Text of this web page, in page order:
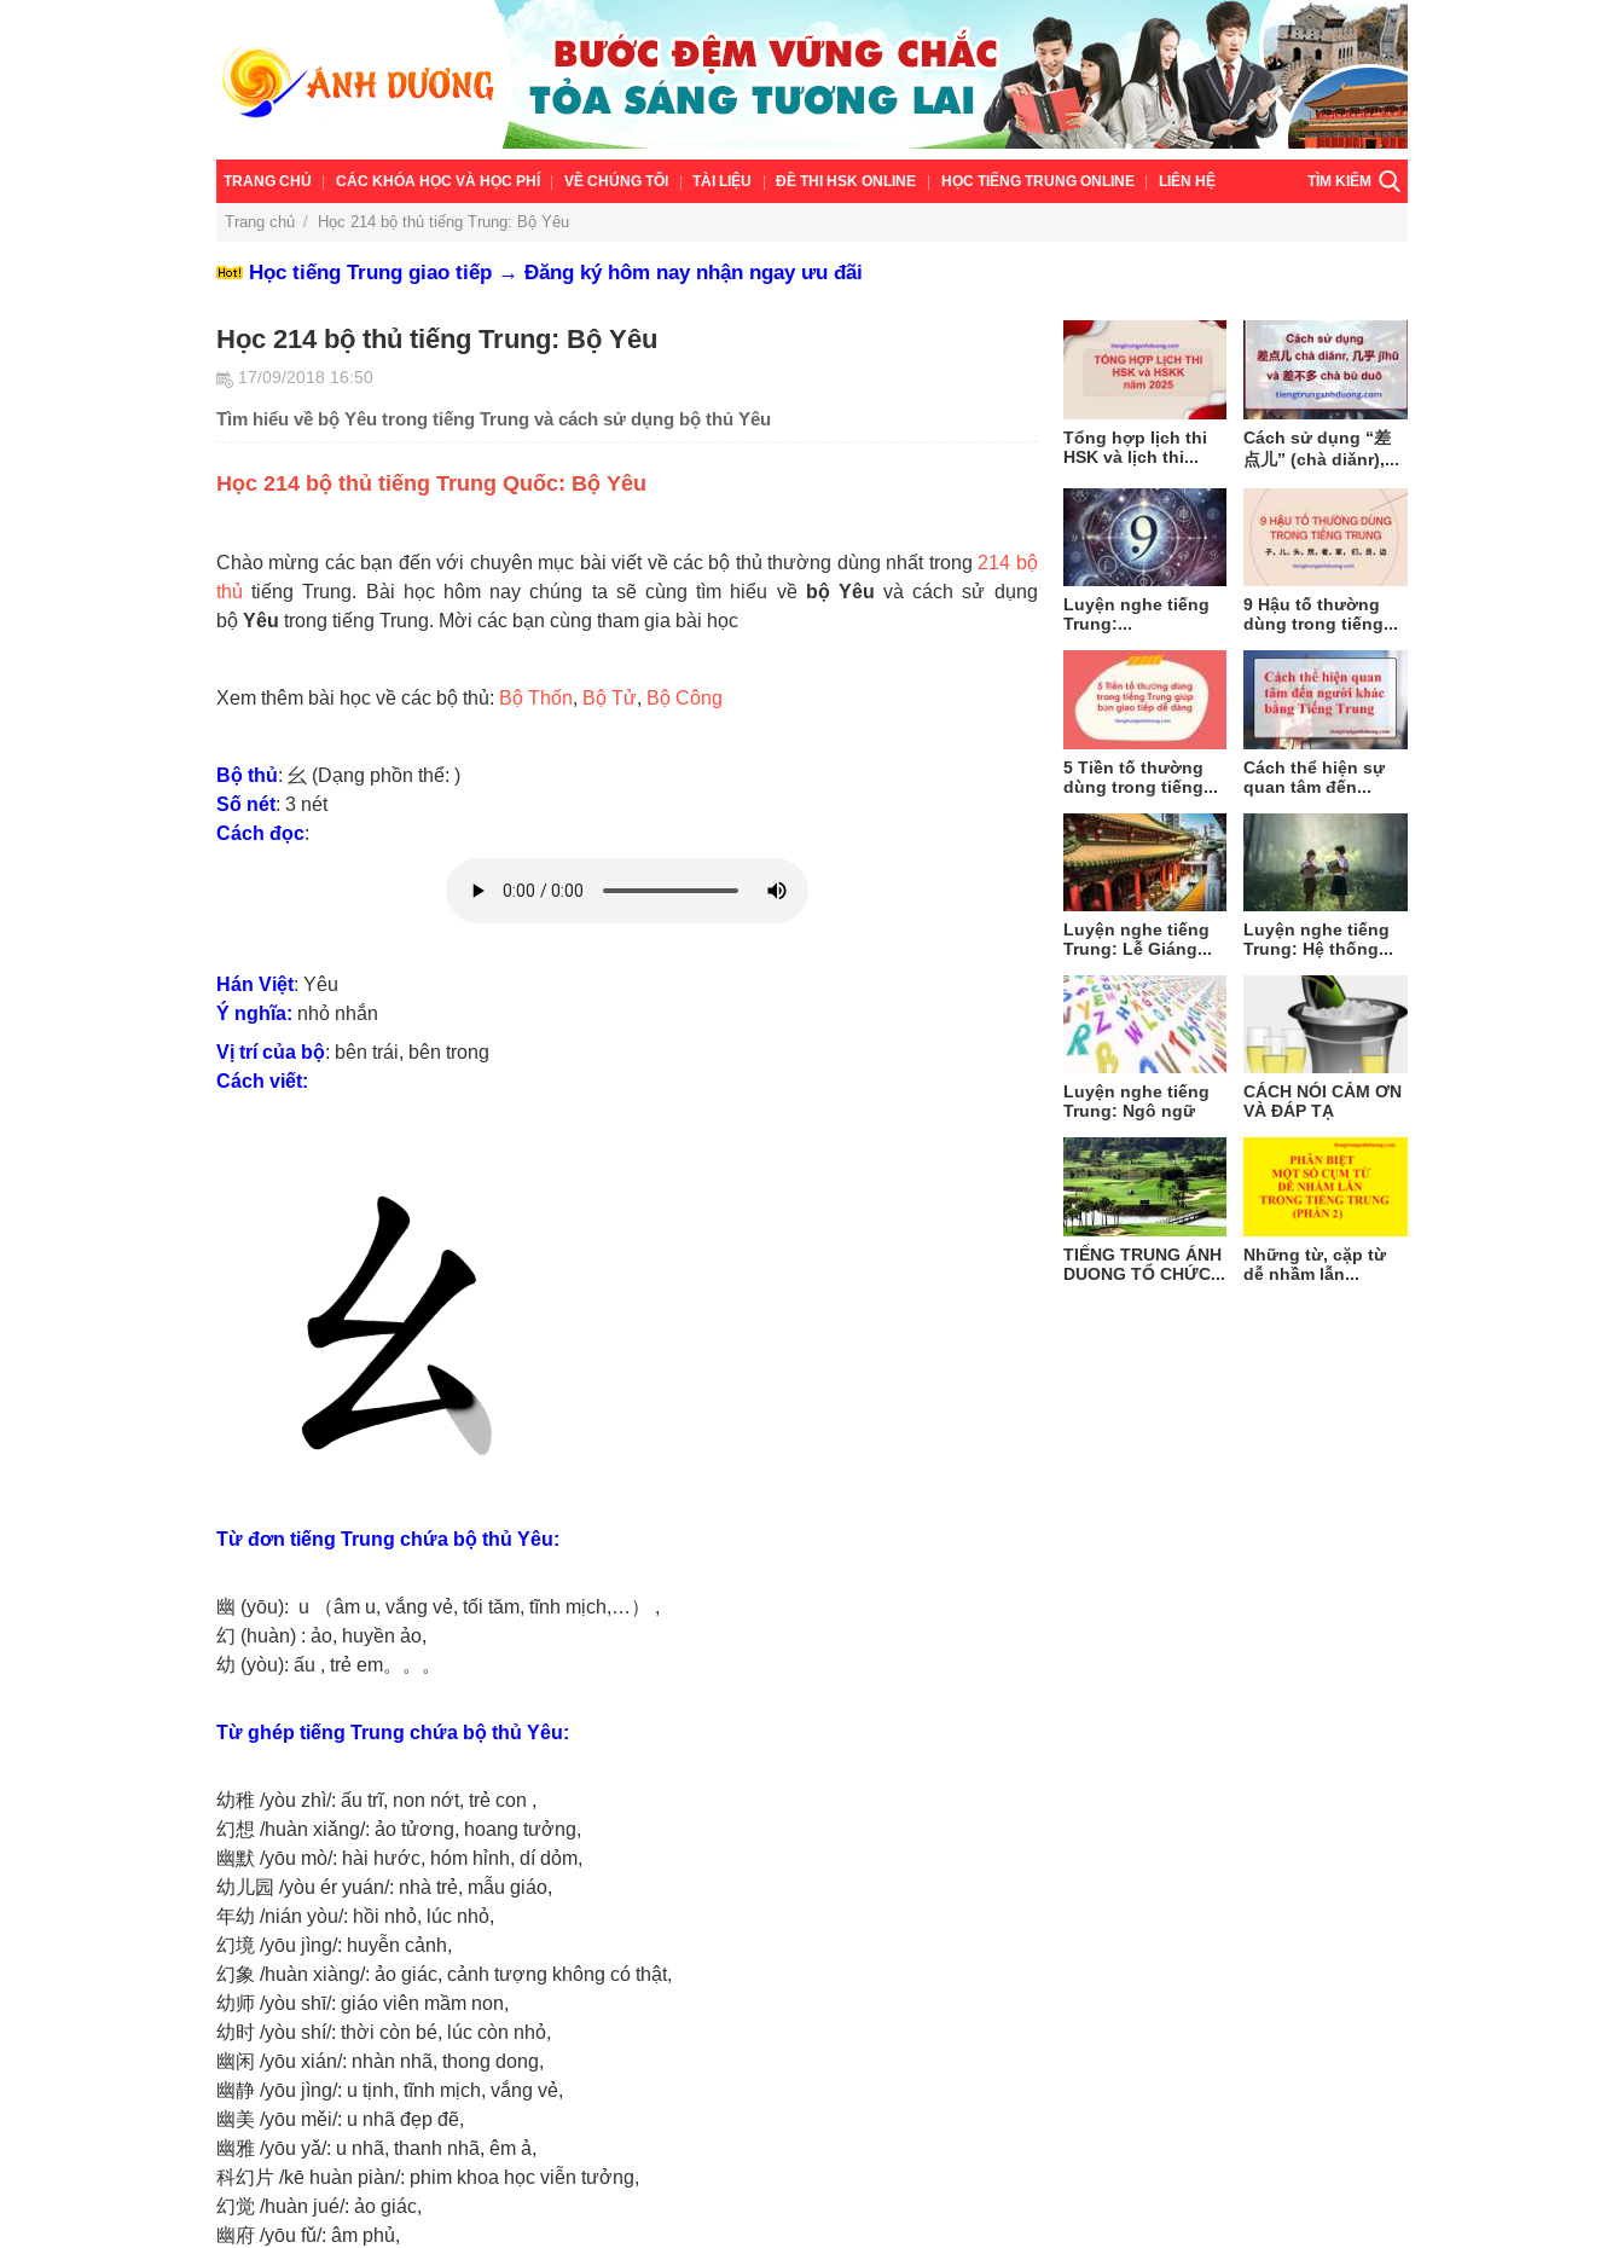
TRANG CHỦ CÁC KHÓA HỌC VÀ HỌC PHÍ VỀ CHÚNG TÔI TÀI LIỆU ĐỀ THI HSK ONLINE HỌC TIẾNG TRUNG ONLINE LIÊN HỆ TÌM KIẾM
Trang chủ / Học 214 bộ thủ tiếng Trung: Bộ Yêu
Học tiếng Trung giao tiếp → Đăng ký hôm nay nhận ngay ưu đãi
Học 214 bộ thủ tiếng Trung: Bộ Yêu
17/09/2018 16:50
Tìm hiểu về bộ Yêu trong tiếng Trung và cách sử dụng bộ thủ Yêu
Học 214 bộ thủ tiếng Trung Quốc: Bộ Yêu
Chào mừng các bạn đến với chuyên mục bài viết về các bộ thủ thường dùng nhất trong 214 bộ
thủ tiếng Trung. Bài học hôm nay chúng ta sẽ cùng tìm hiểu về bộ Yêuvà cách sử dụng
bộ Yêu trong tiếng Trung. Mời các bạn cùng tham gia bài học
Xem thêm bài học về các bộ thủ: Bộ Thốn, Bộ Tử, Bộ Công
Bộ thủ: 幺 (Dạng phồn thể: )
Số nét: 3 nét
Cách đọc:
Hán Việt: Yêu
Ý nghĩa: nhỏ nhắn
Vị trí của bộ: bên trái, bên trong
Cách viết:
Từ đơn tiếng Trung chứa bộ thủ Yêu:
幽 (yōu): u （âm u, vắng vẻ, tối tăm, tĩnh mịch,…） ,
幻 (huàn) : ảo, huyền ảo,
幼 (yòu): ấu , trẻ em。。。
Từ ghép tiếng Trung chứa bộ thủ Yêu:
幼稚 /yòu zhì/: ấu trĩ, non nớt, trẻ con ,
幻想 /huàn xiǎng/: ảo tửơng, hoang tưởng,
幽默 /yōu mò/: hài hước, hóm hỉnh, dí dỏm,
幼儿园 /yòu ér yuán/: nhà trẻ, mẫu giáo,
年幼 /nián yòu/: hồi nhỏ, lúc nhỏ,
幻境 /yōu jìng/: huyễn cảnh,
幻象 /huàn xiàng/: ảo giác, cảnh tượng không có thật,
幼师 /yòu shī/: giáo viên mầm non,
幼时 /yòu shí/: thời còn bé, lúc còn nhỏ,
幽闲 /yōu xián/: nhàn nhã, thong dong,
幽静 /yōu jìng/: u tịnh, tĩnh mịch, vắng vẻ,
幽美 /yōu měi/: u nhã đẹp đẽ,
幽雅 /yōu yǎ/: u nhã, thanh nhã, êm ả,
科幻片 /kē huàn piàn/: phim khoa học viễn tưởng,
幻觉 /huàn jué/: ảo giác,
幽府 /yōu fǔ/: âm phủ,
Tổng hợp lịch thi
HSK và lịch thi...
Cách sử dụng “差
点儿” (chà diǎnr),...
Luyện nghe tiếng
Trung:...
9 Hậu tố thường
dùng trong tiếng...
5 Tiền tố thường
dùng trong tiếng...
Cách thể hiện sự
quan tâm đến...
Luyện nghe tiếng
Trung: Lễ Giáng...
Luyện nghe tiếng
Trung: Hệ thống...
Luyện nghe tiếng
Trung: Ngô ngữ
CÁCH NÓI CẢM ƠN
VÀ ĐÁP TẠ
TIẾNG TRUNG ÁNH
DUONG TỔ CHỨC...
Những từ, cặp từ
dễ nhầm lẫn...